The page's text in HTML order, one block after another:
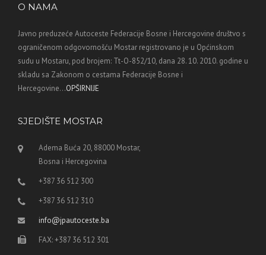
O NAMA
Javno preduzeće Autoceste Federacije Bosne i Hercegovine društvo s
ograničenom odgovornošću Mostar registrovano je u Općinskom
sudu u Mostaru, pod brojem: Tt-O-852/10, dana 28. 10. 2010. godine u
skladu sa Zakonom o cestama Federacije Bosne i
Hercegovine...OPŠIRNIJE
SJEDIŠTE MOSTAR
Adema Buća 20, 88000 Mostar,
Bosna i Hercegovina
+387 36 512 300
+387 36 512 310
info@jpautoceste.ba
FAX: +387 36 512 301